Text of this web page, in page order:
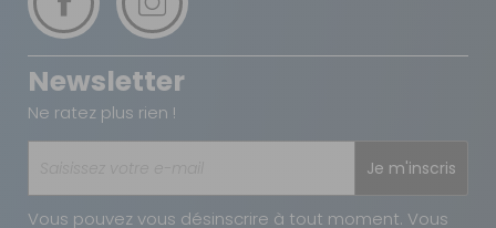
Newsletter
Ne ratez plus rien !
Je m'inscris
Vous pouvez vous désinscrire à tout moment. Vous